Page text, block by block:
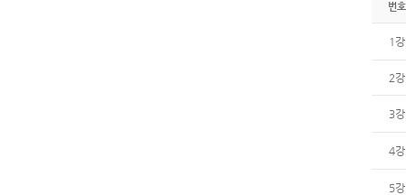
번호
1강
2강
3강
4강
5강